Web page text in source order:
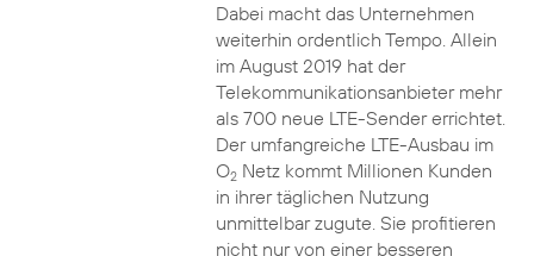
Dabei macht das Unternehmen
weiterhin ordentlich Tempo. Allein
im August 2019 hat der
Telekommunikationsanbieter mehr
als 700 neue LTE-Sender errichtet.
Der umfangreiche LTE-Ausbau im
O2Netz kommt Millionen Kunden
in ihrer täglichen Nutzung
unmittelbar zugute. Sie profitieren
nicht nur von einer besseren